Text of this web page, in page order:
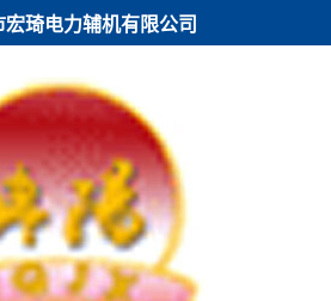
宏琦电力辅机有限公司